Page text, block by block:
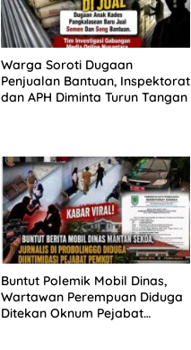
Warga Soroti Dugaan
Penjualan Bantuan, Inspektorat
dan APH Diminta Turun Tangan
Buntut Polemik Mobil Dinas,
Wartawan Perempuan Diduga
Ditekan Oknum Pejabat